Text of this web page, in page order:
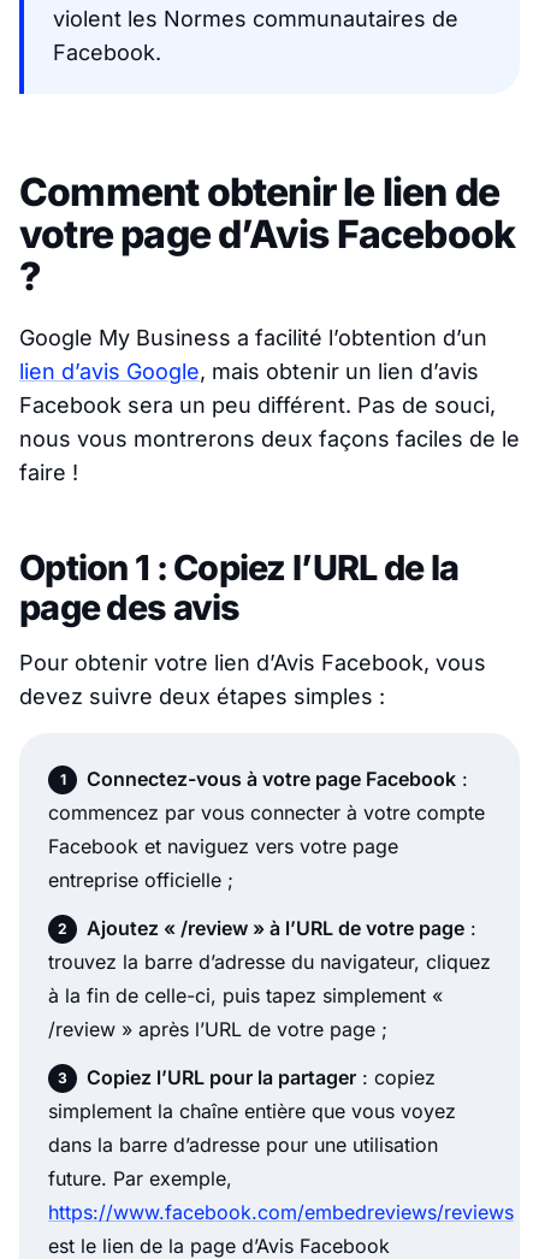
violent les Normes communautaires de
Facebook.
Comment obtenir le lien de
votre page d’Avis Facebook
?
Google My Business a facilité l’obtention d’un
lien d’avis Google, mais obtenir un lien d’avis
Facebook sera un peu différent. Pas de souci,
nous vous montrerons deux façons faciles de le
faire !
Option 1 : Copiez l’URL de la
page des avis
Pour obtenir votre lien d’Avis Facebook, vous
devez suivre deux étapes simples :
Connectez-vous à votre page Facebook :
commencez par vous connecter à votre compte
Facebook et naviguez vers votre page
entreprise officielle ;
Ajoutez « /review » à l’URL de votre page :
trouvez la barre d’adresse du navigateur, cliquez
à la fin de celle-ci, puis tapez simplement «
/review » après l’URL de votre page ;
Copiez l’URL pour la partager : copiez
simplement la chaîne entière que vous voyez
dans la barre d’adresse pour une utilisation
future. Par exemple,
https://www.facebook.com/embedreviews/reviews
est le lien de la page d’Avis Facebook